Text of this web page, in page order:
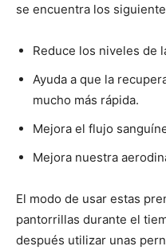
se encuentra los
Reduce los niveles de
Ayuda a que la
mucho más rápida.
Mejora el flujo
Mejora nuestra
El modo de usar estas
pantorrillas durante el
después utilizar unas